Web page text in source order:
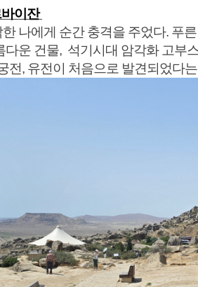
이잔
나에게 순간 충격을 주었다. 푸
다운 건물, 석기시대 암각화 고부
전, 유전이 처음으로 발견되었다